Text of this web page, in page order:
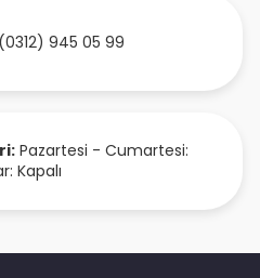
(0312) 945 05 99
Pazartesi - Cumartesi:
Kapalı